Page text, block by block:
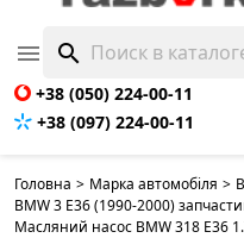
 search
+38 (050) 224-00-11
+38 (097) 224-00-11
Головна > Марка автомобіля >
BMW 3 E36 (1990-2000)
Масляний насос BMW 318 E36